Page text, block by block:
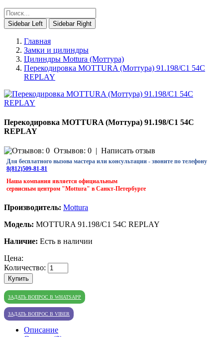
Sidebar Left Sidebar Right
Главная
Замки и цилиндры
Цилиндры Mottura (Моттура)
Перекодировка MOTTURA (Моттура) 91.198/C1 54C
REPLAY
Перекодировка MOTTURA (Моттура) 91.198/C1 54C
REPLAY
Отзывов: 0 | Написать отзыв
Для бесплатного вызова мастера или консультации - звоните по телефону
8(812)509-81-81
Наша компания является официальным
сервисным центром "Mottura" в Санкт-Петербурге
Производитель: Mottura
Модель: MOTTURA 91.198/C1 54C REPLAY
Наличие: Есть в наличии
Цена:
Количество:
Купить
ЗАДАТЬ ВОПРОС В WHATSAPP
ЗАДАТЬ ВОПРОС В VIBER
Описание